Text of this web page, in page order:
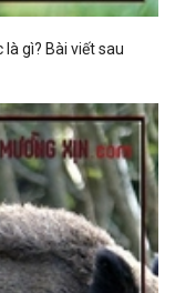
gì? Bài viết sau